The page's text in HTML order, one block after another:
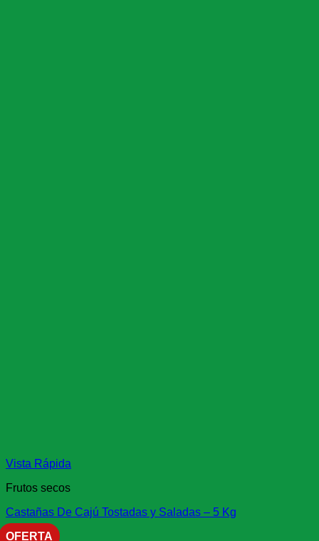
Vista Rápida
Frutos secos
Castañas De Cajú Tostadas y Saladas – 5 Kg
OFERTA